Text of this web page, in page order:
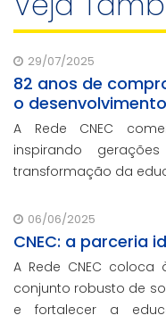
29/07/2025
82 anos de
o
A Rede CNEC
inspirando
transformação da
06/06/2025
CNEC: a parceria
A Rede CNEC
conjunto robusto de
e fortalecer a